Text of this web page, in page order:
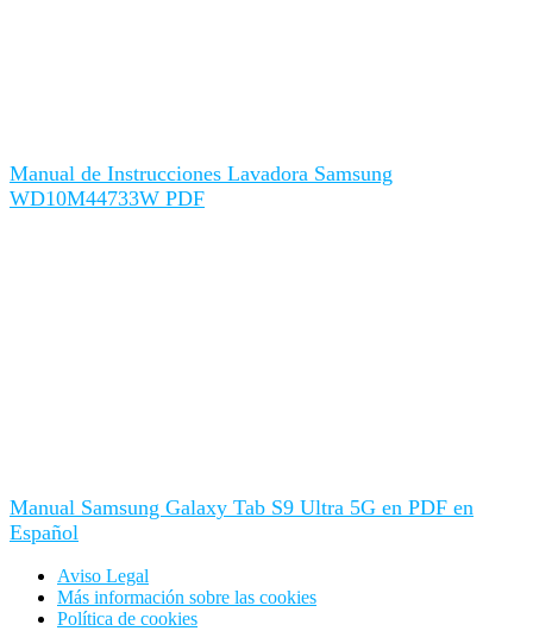
Manual de Instrucciones Lavadora Samsung
WD10M44733W PDF
Manual Samsung Galaxy Tab S9 Ultra 5G en PDF en
Español
Aviso Legal
Más información sobre las cookies
Política de cookies